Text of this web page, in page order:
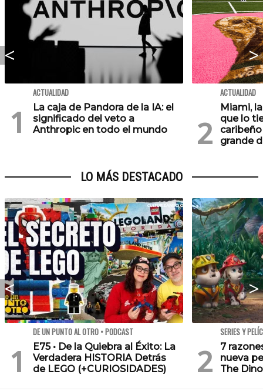
ACTUALIDAD
La caja de Pandora de la IA: el
significado del veto a
Anthropic en todo el mundo
ACTUALIDAD
Miami,
que lo
grande
LO MÁS DESTACADO
DE UN PUNTO AL OTRO • PODCAST
E75 • De la Quiebra al Éxito: La
Verdadera HISTORIA Detrás
de LEGO (+CURIOSIDADES)
SERIES Y
7
nueva
The